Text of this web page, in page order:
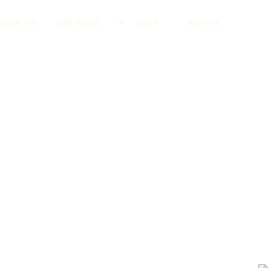
דף הבית יעדים הצוות שלנו קיר אהבה